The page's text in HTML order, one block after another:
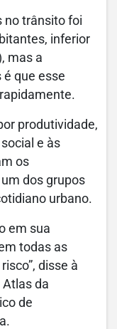
no trânsito foi
inferior
mas a
que esse
produtividade,
e às
os
dos grupos
urbano.
em sua
todas as
disse à
da
de